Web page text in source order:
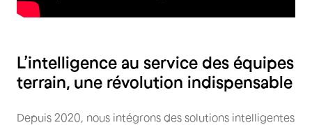
L’intelligence au service des équipes
terrain, une révolution indispensable
Depuis 2020, nous intégrons des solutions intelligentes